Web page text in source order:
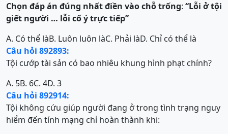
Chọn đáp án đúng nhất điền vào chỗ trống: “Lỗi ở tội
giết người … lỗi cố ý trực tiếp”
A. Có thể làB. Luôn luôn làC. Phải làD. Chỉ có thể là
Câu hỏi 892893:
Tội cướp tài sản có bao nhiêu khung hình phạt chính?
A. 5B. 6C. 4D. 3
Câu hỏi 892914:
Tội không cứu giúp người đang ở trong tình trạng nguy
hiểm đến tính mạng chỉ hoàn thành khi: